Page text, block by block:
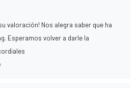
valoración! Nos alegra saber que ha
Esperamos volver a darle la